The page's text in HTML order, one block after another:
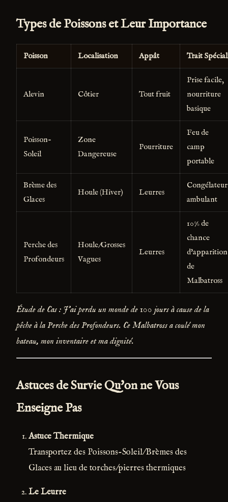
Types de Poissons et Leur Importance
Poisson Localisation Appât Trait Spécial
Alevin Côtier Tout fruit
Prise facile,
nourriture
basique
Poisson-
Soleil
Zone
Dangereuse
Pourriture
Feu de
camp
portable
Brème des
Glaces
Houle (Hiver) Leurres
Congélateur
ambulant
Perche des
Profondeurs
Houle/Grosses
Vagues
Leurres
10% de
chance
d'apparition
de
Malbatross
Étude de Cas : J'ai perdu un monde de 100 jours à cause de la
pêche à la Perche des Profondeurs. Ce Malbatross a coulé mon
bateau, mon inventaire et ma dignité.
Astuces de Survie Qu'on ne Vous
Enseigne Pas
Astuce Thermique
Transportez des Poissons-Soleil/Brèmes des
Glaces au lieu de torches/pierres thermiques
Le Leurre